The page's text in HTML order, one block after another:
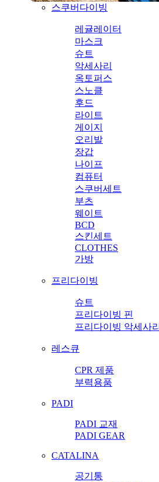
스쿠버다이빙
레귤레이터
마스크
슈트
악세사리
옥토퍼스
스노클
후드
라이트
게이지
오리발
장갑
나이프
컴퓨터
스쿠버세트
부츠
웨이트
BCD
스킨세트
CLOTHES
가방
프리다이빙
슈트
프리다이빙 핀
프리다이빙 악세사리
레스큐
CPR 제품
부력용품
PADI
PADI 교재
PADI GEAR
CATALINA
공기통